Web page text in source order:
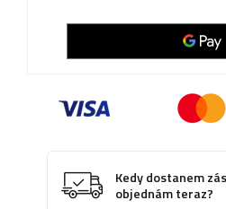
Kedy dostanem
objednám teraz?